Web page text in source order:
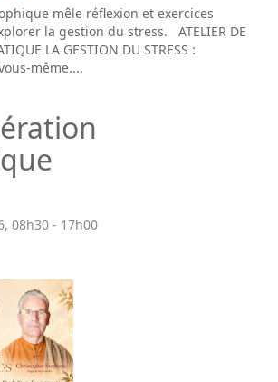
mêle réflexion et exercices
la gestion du stress. ATELIER DE
LA GESTION DU STRESS :
même....
, 08h30 - 17h00